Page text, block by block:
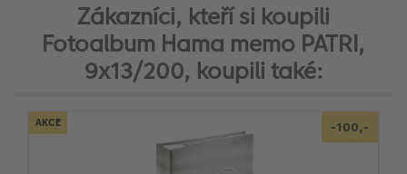
Zákazníci, kteří si koupili
Fotoalbum Hama memo PATRI,
9x13/200, koupili také:
AKCE -100,-